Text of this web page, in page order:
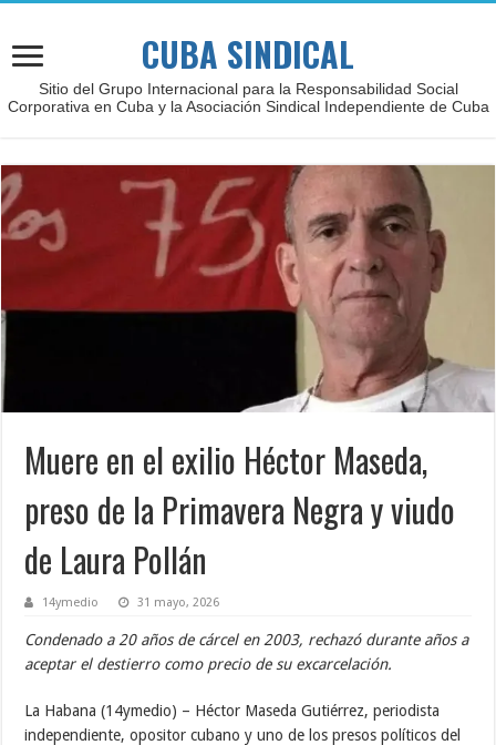
CUBA SINDICAL
Sitio del Grupo Internacional para la Responsabilidad Social
Corporativa en Cuba y la Asociación Sindical Independiente de Cuba
Muere en el exilio Héctor Maseda,
preso de la Primavera Negra y viudo
de Laura Pollán
14ymedio 31 mayo, 2026
Condenado a 20 años de cárcel en 2003, rechazó durante años a
aceptar el destierro como precio de su excarcelación.
La Habana (14ymedio) – Héctor Maseda Gutiérrez, periodista
independiente, opositor cubano y uno de los presos políticos del